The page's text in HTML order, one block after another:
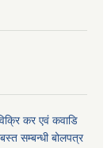
कर एवं कवाडि
सम्बन्धी बोलपत्र